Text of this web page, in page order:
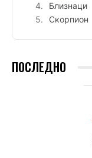
Близнаци
Скорпион
ПОСЛЕДНО